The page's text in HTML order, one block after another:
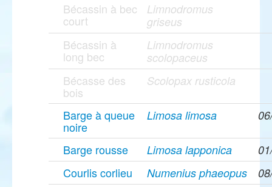
Bécassin à bec
court
Limnodromus
griseus
Bécassin à
long bec
Limnodromus
scolopaceus
Bécasse des
bois
Scolopax rusticola
Barge à queue
noire
Limosa limosa
Barge rousse Limosa lapponica
Courlis corlieu Numenius phaeopus